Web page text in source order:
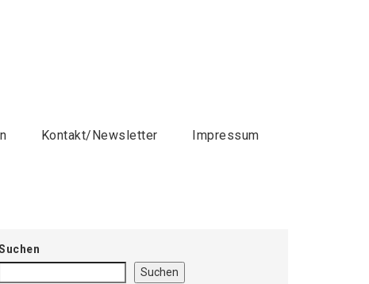
Kontakt/Newsletter Impressum
Suchen